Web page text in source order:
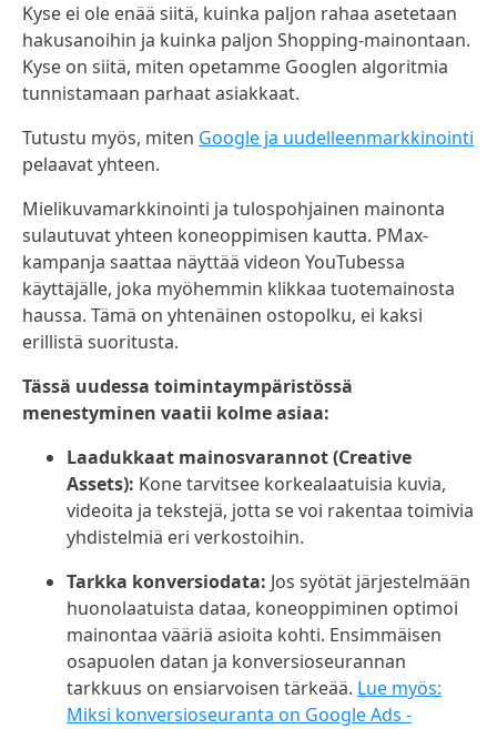
Kyse ei ole enää siitä, kuinka paljon rahaa asetetaan
hakusanoihin ja kuinka paljon Shopping-mainontaan.
Kyse on siitä, miten opetamme Googlen algoritmia
tunnistamaan parhaat asiakkaat.
Tutustu myös, miten Google ja uudelleenmarkkinointi
pelaavat yhteen.
Mielikuvamarkkinointi ja tulospohjainen mainonta
sulautuvat yhteen koneoppimisen kautta. PMax-
kampanja saattaa näyttää videon YouTubessa
käyttäjälle, joka myöhemmin klikkaa tuotemainosta
haussa. Tämä on yhtenäinen ostopolku, ei kaksi
erillistä suoritusta.
Tässä uudessa toimintaympäristössä
menestyminen vaatii kolme asiaa:
Laadukkaat mainosvarannot (Creative
Assets): Kone tarvitsee korkealaatuisia kuvia,
videoita ja tekstejä, jotta se voi rakentaa toimivia
yhdistelmiä eri verkostoihin.
Tarkka konversiodata: Jos syötät järjestelmään
huonolaatuista dataa, koneoppiminen optimoi
mainontaa vääriä asioita kohti. Ensimmäisen
osapuolen datan ja konversioseurannan
tarkkuus on ensiarvoisen tärkeää. Lue myös:
Miksi konversioseuranta on Google Ads -